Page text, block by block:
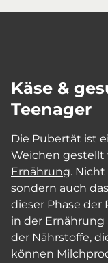
Käse &
Teenager
Die Pubertät ist
Weichen gestellt
Ernährung.
sondern auch
dieser Phase der
in der Ernährung
der Nährstoffe,
können